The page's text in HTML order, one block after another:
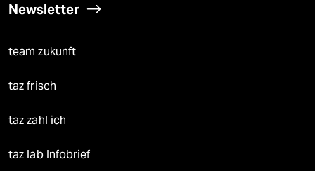
Newsletter
team zukunft
taz frisch
taz zahl ich
taz lab Infobrief